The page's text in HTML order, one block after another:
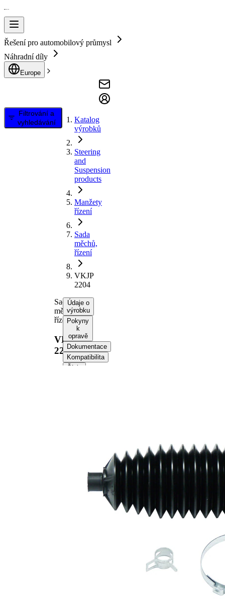
Řešení pro automobilový průmysl
Náhradní díly
Europe
Filtrování a
vyhledávání
Katalog
výrobků
Steering
and
Suspension
products
Manžety
řízení
Sada
měchů,
řízení
VKJP
2204
Sada
měchů,
řízení
VKJP
2204
Údaje o
výrobku
Pokyny
k
opravě
Dokumentace
Kompatibilita
Čísla
průměr 2
54 mm